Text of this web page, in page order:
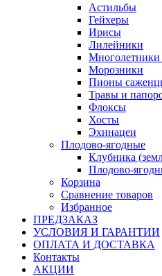
Астильбы
Гейхеры
Ирисы
Лилейники
Многолетники
Морозники
Пионы
Травы и
Флоксы
Хосты
Эхинацеи
Плодово-ягодные
Клубника
Плодово-
Корзина
Сравнение товаров
Избранное
ПРЕДЗАКАЗ
УСЛОВИЯ И ГАРАНТИИ
ОПЛАТА И ДОСТАВКА
Контакты
АКЦИИ